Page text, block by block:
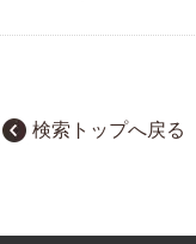
検索トップへ戻る